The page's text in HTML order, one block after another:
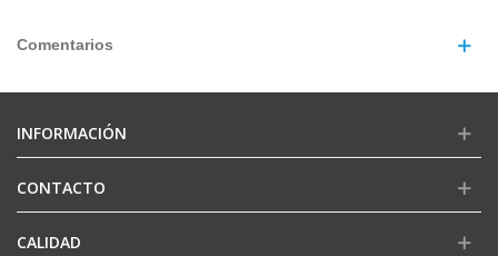
Comentarios
INFORMACIÓN
CONTACTO
CALIDAD